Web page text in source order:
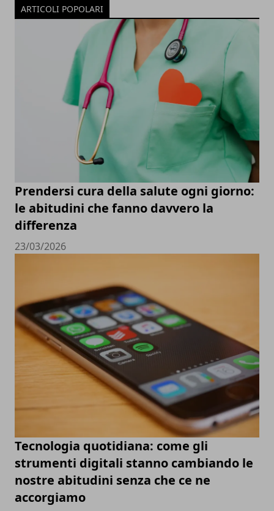
ARTICOLI POPOLARI
Prendersi cura della salute ogni giorno:
le abitudini che fanno davvero la
differenza
23/03/2026
Tecnologia quotidiana: come gli
strumenti digitali stanno cambiando le
nostre abitudini senza che ce ne
accorgiamo